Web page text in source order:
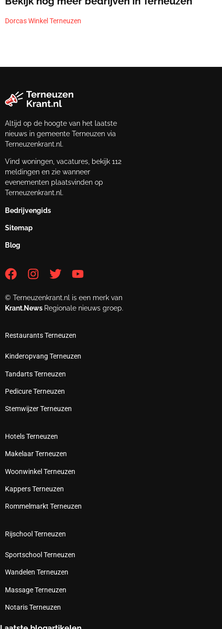
Dorcas Winkel Terneuzen
Altijd op de hoogte van het laatste
nieuws in gemeente Terneuzen via
Terneuzenkrant.nl.
Vind woningen, vacatures, bekijk 112
meldingen en zie wanneer
evenementen plaatsvinden op
Terneuzenkrant.nl.
Bedrijvengids
Sitemap
Blog
© Terneuzenkrant.nl is een merk van
Krant.News Regionale nieuws groep.
Restaurants Terneuzen
Kinderopvang Terneuzen
Tandarts Terneuzen
Pedicure Terneuzen
Stemwijzer Terneuzen
Hotels Terneuzen
Makelaar Terneuzen
Woonwinkel Terneuzen
Kappers Terneuzen
Rommelmarkt Terneuzen
Rijschool Terneuzen
Sportschool Terneuzen
Wandelen Terneuzen
Massage Terneuzen
Notaris Terneuzen